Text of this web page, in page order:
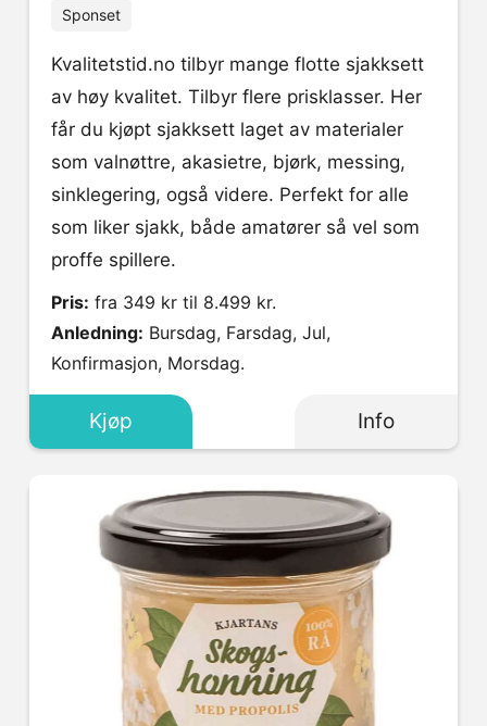
Sponset
Kvalitetstid.no tilbyr mange flotte sjakksett
av høy kvalitet. Tilbyr flere prisklasser. Her
får du kjøpt sjakksett laget av materialer
som valnøttre, akasietre, bjørk, messing,
sinklegering, også videre. Perfekt for alle
som liker sjakk, både amatører så vel som
proffe spillere.
Pris: fra 349 kr til 8.499 kr.
Anledning: Bursdag, Farsdag, Jul,
Konfirmasjon, Morsdag.
Info
Kjøp